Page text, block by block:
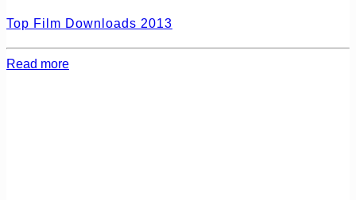
Top Film Downloads 2013
Read more